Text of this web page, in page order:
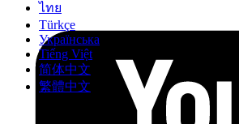
ไทย
Türkçe
Українська
Tiếng Việt
简体中文
繁體中文